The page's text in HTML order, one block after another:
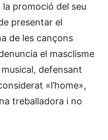
la promoció del seu
presentar el
de les cançons
el masclisme
defensant
«l’home»,
treballadora i no